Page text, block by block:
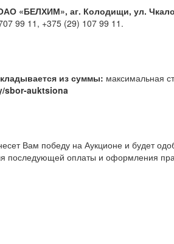
«БЕЛХИМ», аг. Колодищи, ул.
707 99 11, +375 (29) 107 99 11.
из суммы: максимальная
sbor-auktsiona
Вам победу на Аукционе и будет
последующей оплаты и оформления